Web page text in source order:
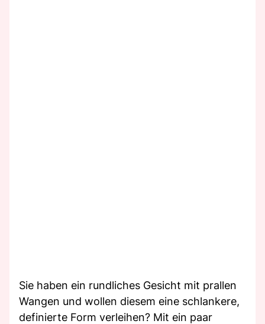
Sie haben ein rundliches Gesicht mit prallen
Wangen und wollen diesem eine schlankere,
definierte Form verleihen? Mit ein paar